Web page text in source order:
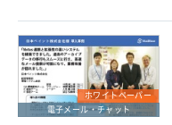
ホワイトペーパー
電子メール・チャット